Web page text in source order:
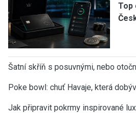
Top
Šatní skříň s posuvnými, nebo
Poke bowl: chuť Havaje, která
Jak připravit pokrmy inspirované